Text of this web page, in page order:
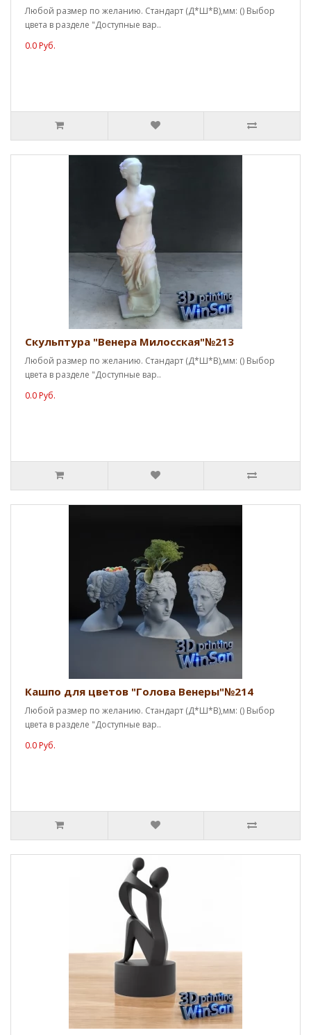
Любой размер по желанию. Стандарт (Д*Ш*В),мм: () Выбор
цвета в разделе "Доступные вар..
0.0 Руб.
Скульптура "Венера Милосская"№213
Любой размер по желанию. Стандарт (Д*Ш*В),мм: () Выбор
цвета в разделе "Доступные вар..
0.0 Руб.
Кашпо для цветов "Голова Венеры"№214
Любой размер по желанию. Стандарт (Д*Ш*В),мм: () Выбор
цвета в разделе "Доступные вар..
0.0 Руб.